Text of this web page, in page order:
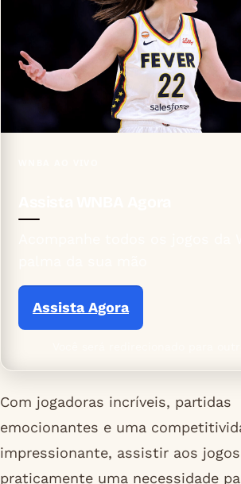
Assista Agora
Com jogadoras incríveis, partidas
emocionantes e uma
impressionante, assistir aos
praticamente uma necessidade